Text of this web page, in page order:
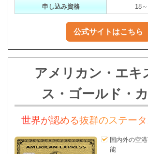
申し込み資格
18
公式サイトはこちら
アメリカン・エキ
ス・ゴールド・
世界が認める抜群のステータ
国内外の空
能